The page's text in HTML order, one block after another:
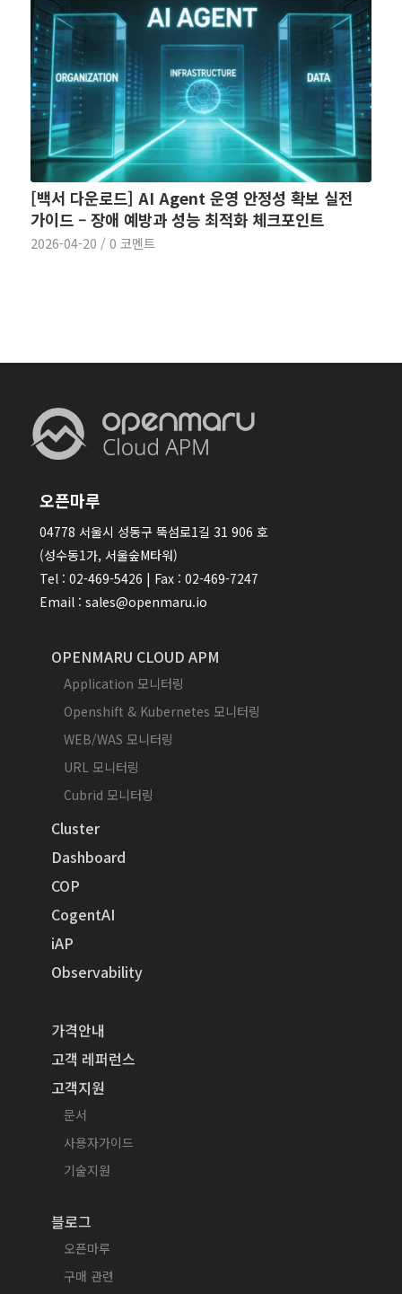
[백서 다운로드] AI Agent 운영 안정성 확보 실전
가이드 – 장애 예방과 성능 최적화 체크포인트
2026-04-20 / 0 코멘트
오픈마루
04778 서울시 성동구 뚝섬로1길 31 906 호
(성수동1가, 서울숲M타워)
Tel : 02-469-5426 | Fax : 02-469-7247
Email : sales@openmaru.io
OPENMARU CLOUD APM
Application 모니터링
Openshift & Kubernetes 모니터링
WEB/WAS 모니터링
URL 모니터링
Cubrid 모니터링
Cluster
Dashboard
COP
CogentAI
iAP
Observability
가격안내
고객 레퍼런스
고객지원
문서
사용자가이드
기술지원
블로그
오픈마루
구매 관련